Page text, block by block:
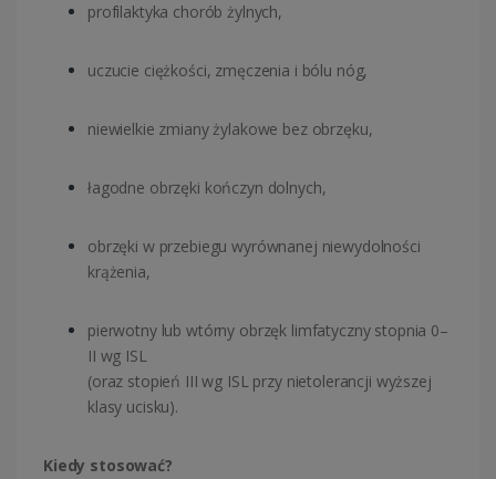
profilaktyka chorób żylnych,
uczucie ciężkości, zmęczenia i bólu nóg,
niewielkie zmiany żylakowe bez obrzęku,
łagodne obrzęki kończyn dolnych,
obrzęki w przebiegu wyrównanej niewydolności
krążenia,
pierwotny lub wtórny obrzęk limfatyczny stopnia 0–
II wg ISL
(oraz stopień III wg ISL przy nietolerancji wyższej
klasy ucisku).
Kiedy stosować?